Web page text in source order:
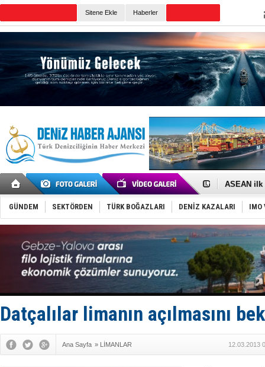
Sitene Ekle Haberler
D-Marin,
ASEAN ilk
TAYK -
İstanbul
Tersane
İngiliz
FESCO,
DESE,
35 milyon
İnsansız
Anadolu
GÜNDEM SEKTÖRDEN TÜRK BOĞAZLARI DENİZ KAZALARI IMO
Datçalılar limanın açılmasını
Ana Sayfa » LİMANLAR 12.03.2013